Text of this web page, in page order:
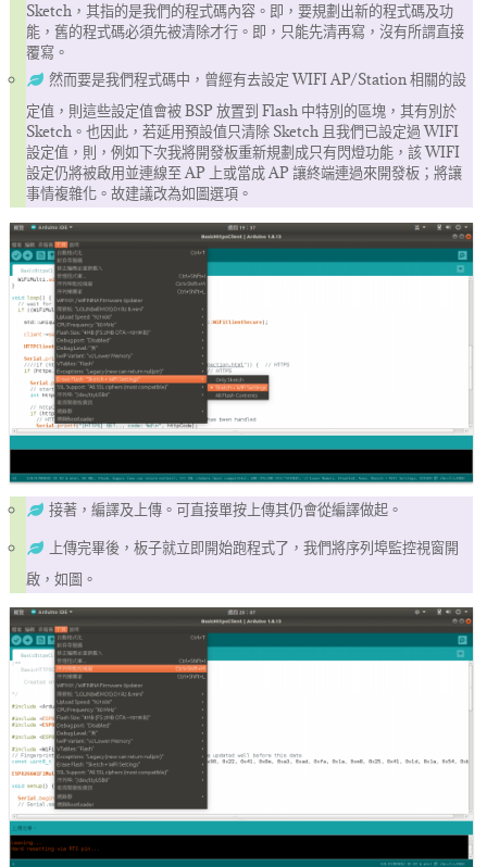
Sketch，其指的是我們的程式碼內容。即，要規劃出新的程式碼及功
能，舊的程式碼必須先被清除才行。即，只能先清再寫，沒有所謂直接
覆寫。
然而要是我們程式碼中，曾經有去設定 WIFI AP/Station 相關的設
定值，則這些設定值會被 BSP 放置到 Flash 中特別的區塊，其有別於
Sketch。也因此，若延用預設值只清除 Sketch 且我們已設定過 WIFI
設定值，則，例如下次我將開發板重新規劃成只有閃燈功能，該 WIFI
設定仍將被啟用並連線至 AP 上或當成 AP 讓終端連過來開發板；將讓
事情複雜化。故建議改為如圖選項。
接著，編譯及上傳。可直接單按上傳其仍會從編譯做起。
上傳完畢後，板子就立即開始跑程式了，我們將序列埠監控視窗開
啟，如圖。